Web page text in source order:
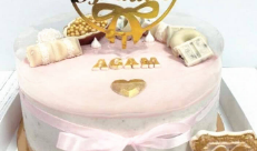
עוגת יום הולדת מקסימה לבת
פרטים נוספים